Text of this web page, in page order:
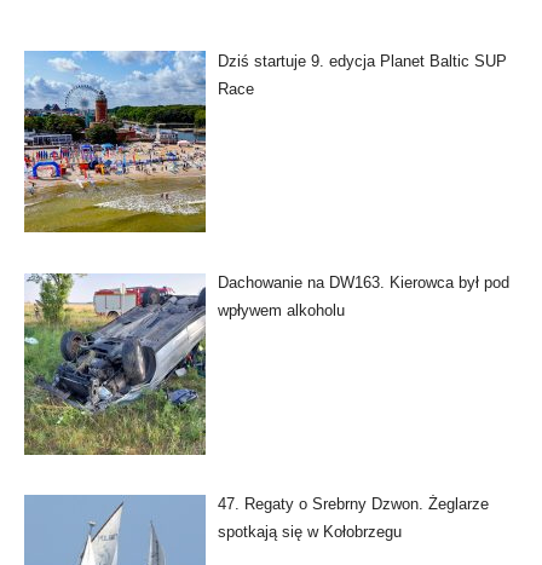
Dziś startuje 9. edycja Planet Baltic SUP
Race
Dachowanie na DW163. Kierowca był pod
wpływem alkoholu
47. Regaty o Srebrny Dzwon. Żeglarze
spotkają się w Kołobrzegu